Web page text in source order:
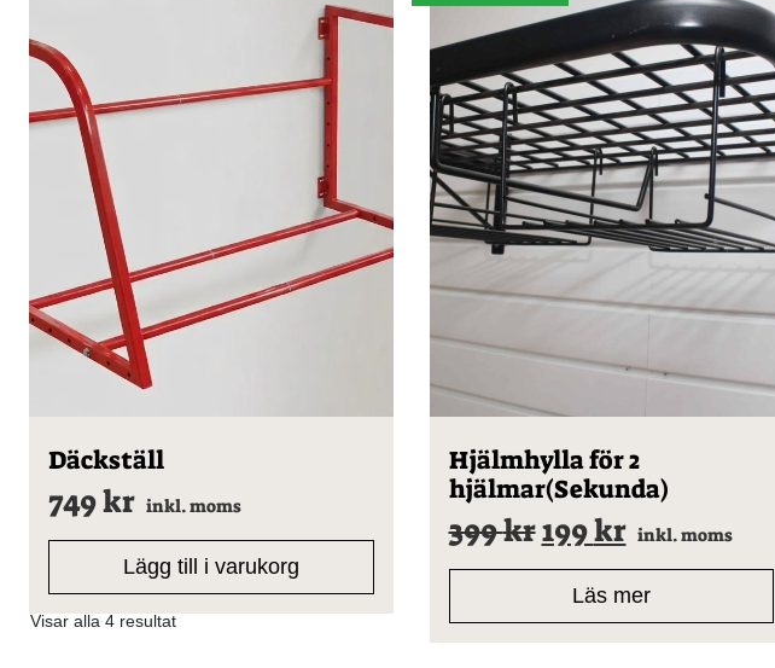
Visar alla 4 resultat
Däckställ
749kr inkl. moms
Lägg till i varukorg
Hjälmhylla för 2
hjälmar(Sekunda)
399krDet
ursprungliga
priset
var:
199krDet
nuvarande
priset
är:
inkl. moms
Läs mer